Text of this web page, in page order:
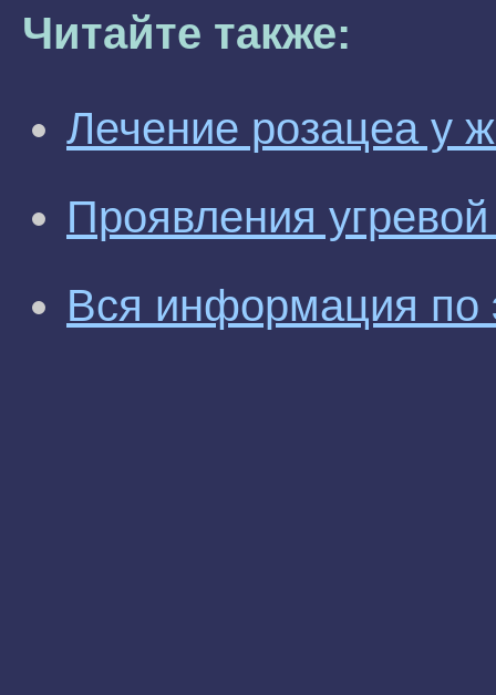
Читайте также:
Лечение розацеа у
Проявления
Вся информация по